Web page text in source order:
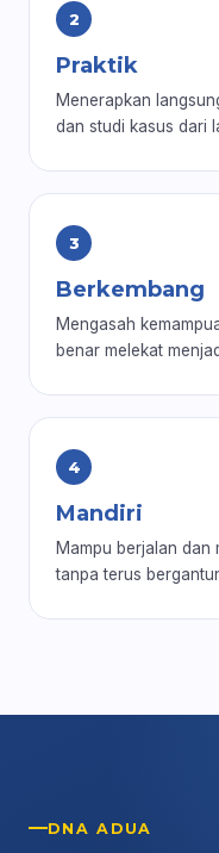
2
Praktik
Menerapkan
dan studi kasus dari
3
Berkembang
Mengasah
benar melekat
4
Mandiri
Mampu berjalan dan
tanpa terus
DNA ADUA